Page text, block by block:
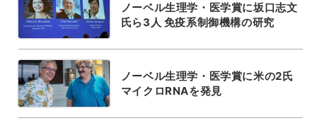
ノーベル生理学・医学賞に坂口志文
氏ら3人 免疫系制御機構の研究
ノーベル生理学・医学賞に米の2氏
マイクロRNAを発見